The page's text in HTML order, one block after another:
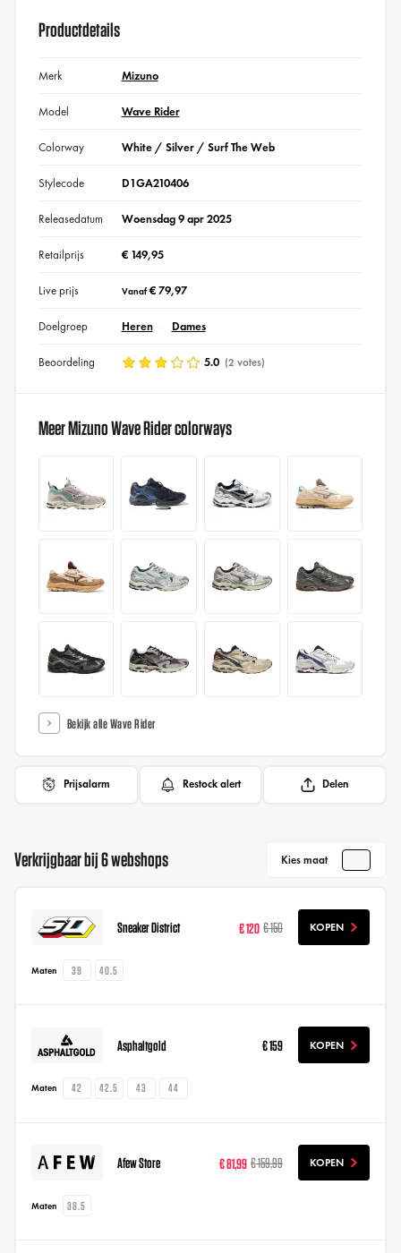
Productdetails
Merk Mizuno
Model Wave Rider
Colorway White / Silver / Surf The Web
Stylecode D1GA210406
Releasedatum Woensdag 9 apr 2025
Retailprijs € 149,95
Live prijs Vanaf€ 79,97
Doelgroep Heren Dames
Beoordeling 5.0 (2 votes)
Meer Mizuno Wave Rider colorways
Bekijk alle Wave Rider
Prijsalarm Restock alert Delen
Verkrijgbaar bij 6 webshops Kies maat
Sneaker District € 120 € 150 KOPEN
Maten 39 40.5
Asphaltgold € 159 KOPEN
Maten 42 42.5 43 44
Afew Store € 81,99 € 159,99 KOPEN
Maten 38.5